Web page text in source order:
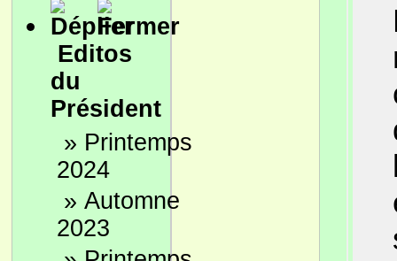
Editos
du
Président
» Printemps
2024
» Automne
2023